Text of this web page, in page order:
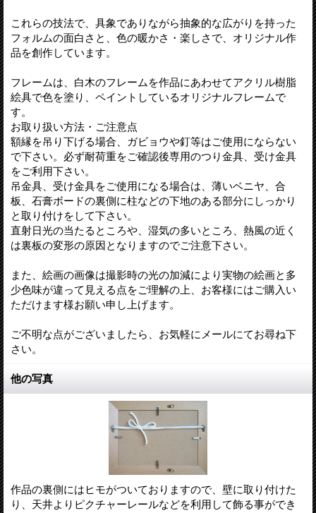
これらの技法で、具象でありながら抽象的な広がりを持った
フォルムの面白さと、色の暖かさ・楽しさで、オリジナル作
品を創作しています。
フレームは、白木のフレームを作品にあわせてアクリル樹脂
絵具で色を塗り、ペイントしているオリジナルフレームで
す。
お取り扱い方法・ご注意点
額縁を吊り下げる場合、ガビョウや釘等はご使用にならない
で下さい。必ず耐荷重をご確認後専用のつり金具、受け金具
をご利用下さい。
吊金具、受け金具をご使用になる場合は、薄いベニヤ、合
板、石膏ボードの裏側に柱などの下地のある部分にしっかり
と取り付けをして下さい。
直射日光の当たるところや、湿気の多いところ、熱風の近く
は裏板の変形の原因となりますのでご注意下さい。
また、絵画の画像は撮影時の光の加減により実物の絵画と多
少色味が違って見える点をご理解の上、お客様にはご購入い
ただけます様お願い申し上げます。
ご不明な点がございましたら、お気軽にメールにてお尋ね下
さい。
他の写真
作品の裏側にはヒモがついておりますので、壁に取り付けた
り、天井よりピクチャーレールなどを利用して飾る事ができ